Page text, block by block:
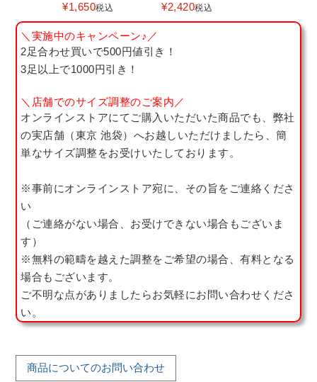
¥1,650税込 ¥2,420税込
＼実施中のキャンペーン♪／
2足合わせ買いで500円値引き！
3足以上で1000円引き！
＼店舗でのサイズ調整のご案内／
オンラインストアにてご購入いただいた商品でも、弊社
の実店舗（東京 池袋）へお越しいただけましたら、簡
単なサイズ調整をお受けいたしております。
※事前にオンラインストア宛に、その旨をご連絡くださ
い
（ご連絡がない場合、お受けできない場合もございま
す）
※無料の範疇を越えた調整をご希望の場合、有料となる
場合もございます。
ご不明な点がありましたらお気軽にお問い合わせくださ
い。
商品についてのお問い合わせ